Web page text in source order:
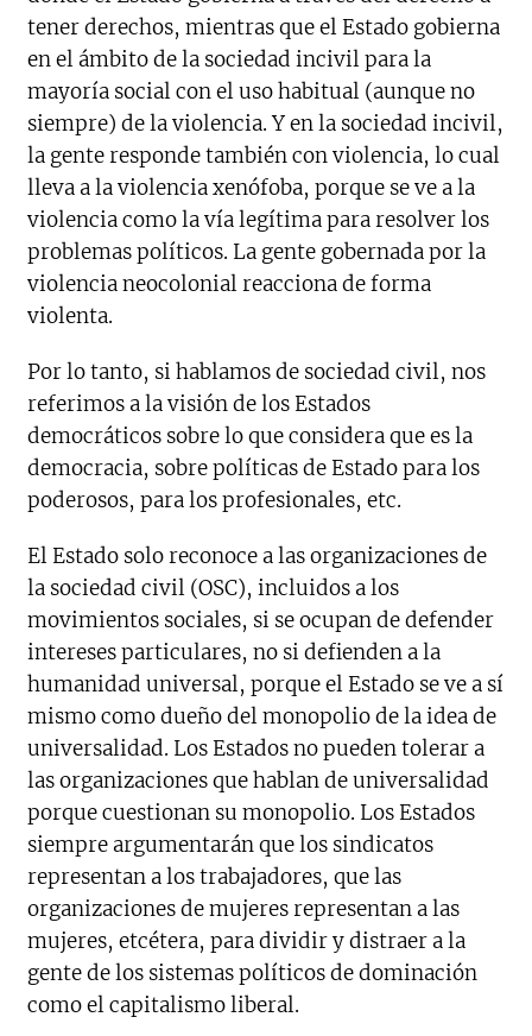
tener derechos, mientras que el Estado gobierna
en el ámbito de la sociedad incivil para la
mayoría social con el uso habitual (aunque no
siempre) de la violencia. Y en la sociedad incivil,
la gente responde también con violencia, lo cual
lleva a la violencia xenófoba, porque se ve a la
violencia como la vía legítima para resolver los
problemas políticos. La gente gobernada por la
violencia neocolonial reacciona de forma
violenta.
Por lo tanto, si hablamos de sociedad civil, nos
referimos a la visión de los Estados
democráticos sobre lo que considera que es la
democracia, sobre políticas de Estado para los
poderosos, para los profesionales, etc.
El Estado solo reconoce a las organizaciones de
la sociedad civil (OSC), incluidos a los
movimientos sociales, si se ocupan de defender
intereses particulares, no si defienden a la
humanidad universal, porque el Estado se ve a sí
mismo como dueño del monopolio de la idea de
universalidad. Los Estados no pueden tolerar a
las organizaciones que hablan de universalidad
porque cuestionan su monopolio. Los Estados
siempre argumentarán que los sindicatos
representan a los trabajadores, que las
organizaciones de mujeres representan a las
mujeres, etcétera, para dividir y distraer a la
gente de los sistemas políticos de dominación
como el capitalismo liberal.